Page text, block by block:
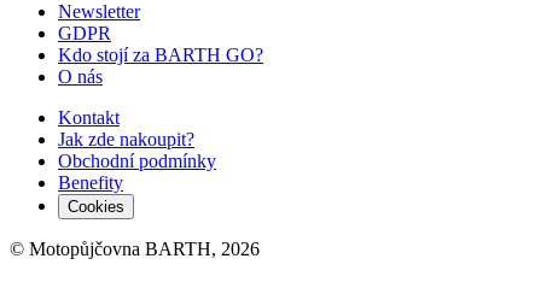
Newsletter
GDPR
Kdo stojí za BARTH GO?
O nás
Kontakt
Jak zde nakoupit?
Obchodní podmínky
Benefity
Cookies
© Motopůjčovna BARTH, 2026